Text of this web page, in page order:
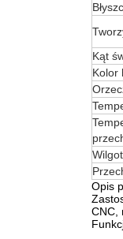
Kąt
Kolor
Opis
CNC,